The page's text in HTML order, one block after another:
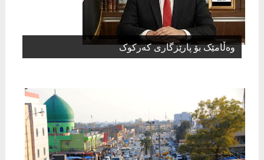
وەڵامێک بۆ پارێزگاری کەرکوک